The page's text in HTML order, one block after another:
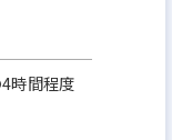
時間程度